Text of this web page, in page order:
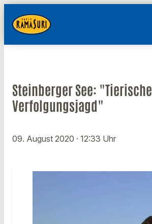
Steinberger See: "Tierische
Verfolgungsjagd"
09. August 2020 · 12:33 Uhr